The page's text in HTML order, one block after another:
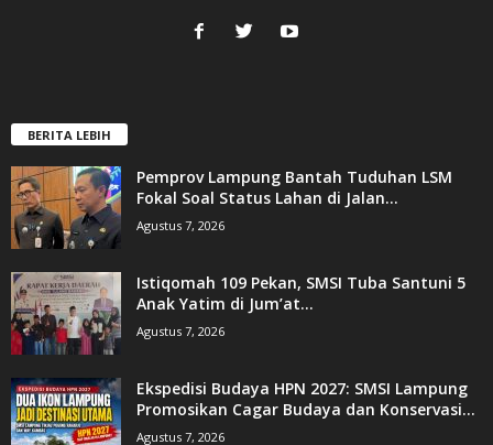
BERITA LEBIH
Pemprov Lampung Bantah Tuduhan LSM
Fokal Soal Status Lahan di Jalan...
Agustus 7, 2026
Istiqomah 109 Pekan, SMSI Tuba Santuni 5
Anak Yatim di Jum’at...
Agustus 7, 2026
Ekspedisi Budaya HPN 2027: SMSI Lampung
Promosikan Cagar Budaya dan Konservasi...
Agustus 7, 2026